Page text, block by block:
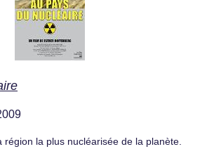
la plus nucléarisée de la planète.